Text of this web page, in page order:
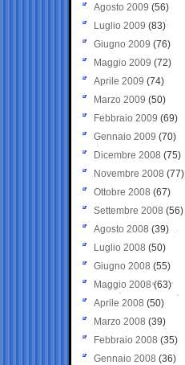
Agosto 2009 (56)
Luglio 2009 (83)
Giugno 2009 (76)
Maggio 2009 (72)
Aprile 2009 (74)
Marzo 2009 (50)
Febbraio 2009 (69)
Gennaio 2009 (70)
Dicembre 2008 (75)
Novembre 2008 (77)
Ottobre 2008 (67)
Settembre 2008 (56)
Agosto 2008 (39)
Luglio 2008 (50)
Giugno 2008 (55)
Maggio 2008(63)
Aprile 2008 (50)
Marzo 2008 (39)
Febbraio 2008 (35)
Gennaio 2008 (36)